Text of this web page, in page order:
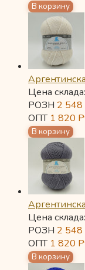
Цена склада:
РОЗН 2 548
ОПТ 1 820
Цена склада:
РОЗН 2 548
ОПТ 1 820